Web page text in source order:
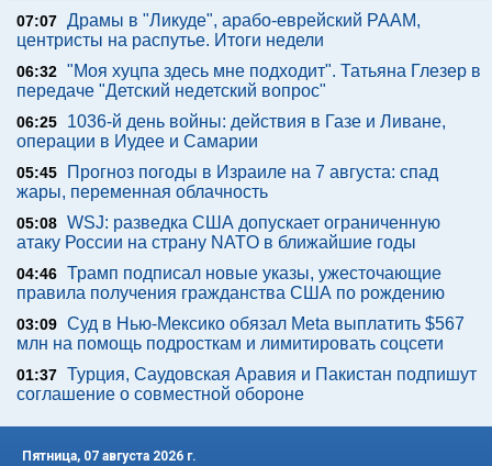
07:07 Драмы в "Ликуде", арабо-еврейский РААМ,
центристы на распутье. Итоги недели
06:32 "Моя хуцпа здесь мне подходит". Татьяна Глезер в
передаче "Детский недетский вопрос"
06:25
1036-й день войны: действия в Газе и Ливане,
операции в Иудее и Самарии
05:45
Прогноз погоды в Израиле на 7 августа: спад
жары, переменная облачность
05:08 WSJ: разведка США допускает ограниченную
атаку России на страну NATO в ближайшие годы
04:46 Трамп подписал новые указы, ужесточающие
правила получения гражданства США по рождению
03:09 Суд в Нью-Мексико обязал Meta выплатить $567
млн на помощь подросткам и лимитировать соцсети
01:37 Турция, Саудовская Аравия и Пакистан подпишут
соглашение о совместной обороне
Пятница, 07 августа 2026 г.